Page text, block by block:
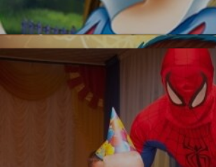
УЗНАТЬ БОЛЬШЕ
Белоснежка
Новинка!
Бесплатная фотосъемка *
УЗНАТЬ БОЛЬШЕ